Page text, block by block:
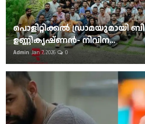
പൊളിറ്റിക്കല്‍ ഡ്രാമയുമായി ബി
ഉണ്ണികൃഷ്ണന്‍- നിവിന...
Admin Jan 7, 2026 0